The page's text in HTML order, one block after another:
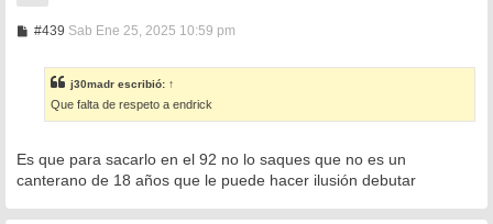
#439M
s
a
j
e
Sab Ene 25, 2025 10:59 pm
j30madr escribió: ↑
Que falta de respeto a endrick
Es que para sacarlo en el 92 no lo saques que no es un
canterano de 18 años que le puede hacer ilusión debutar